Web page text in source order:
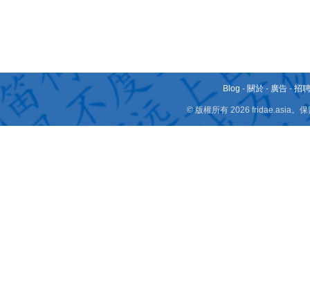
Blog - 關於 - 廣告 -招
© 版權所有 2026 fridae.asia。